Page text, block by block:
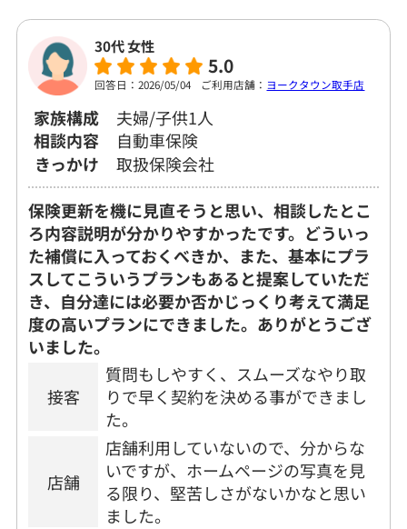
30代 女性
5.0
回答日：2026/05/04 ご利用店舗： ヨークタウン取手店
家族構成
夫婦/子供1人
相談内容
自動車保険
きっかけ
取扱保険会社
保険更新を機に見直そうと思い、相談したとこ
ろ内容説明が分かりやすかったです。どういっ
た補償に入っておくべきか、また、基本にプラ
スしてこういうプランもあると提案していただ
き、自分達には必要か否かじっくり考えて満足
度の高いプランにできました。ありがとうござ
いました。
接客
質問もしやすく、スムーズなやり取
りで早く契約を決める事ができまし
た。
店舗
店舗利用していないので、分からな
いですが、ホームページの写真を見
る限り、堅苦しさがないかなと思い
ました。